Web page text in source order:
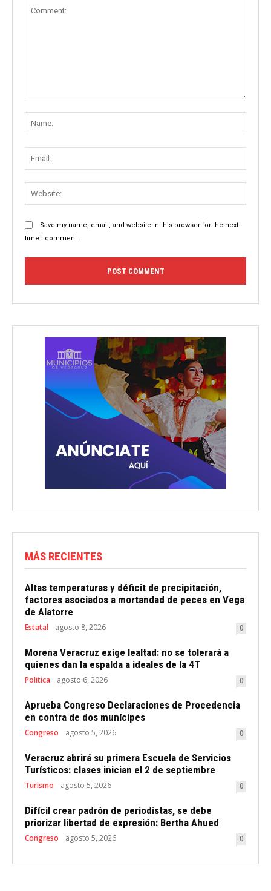
Save my name, email, and website in this browser for the next
time I comment.
MÁS RECIENTES
Altas temperaturas y déficit de precipitación,
factores asociados a mortandad de peces en Vega
de Alatorre
Estatal agosto 8, 2026 0
Morena Veracruz exige lealtad: no se tolerará a
quienes dan la espalda a ideales de la 4T
Politica agosto 6, 2026 0
Aprueba Congreso Declaraciones de Procedencia
en contra de dos munícipes
Congreso agosto 5, 2026 0
Veracruz abrirá su primera Escuela de Servicios
Turísticos: clases inician el 2 de septiembre
Turismo agosto 5, 2026 0
Difícil crear padrón de periodistas, se debe
priorizar libertad de expresión: Bertha Ahued
Congreso agosto 5, 2026 0